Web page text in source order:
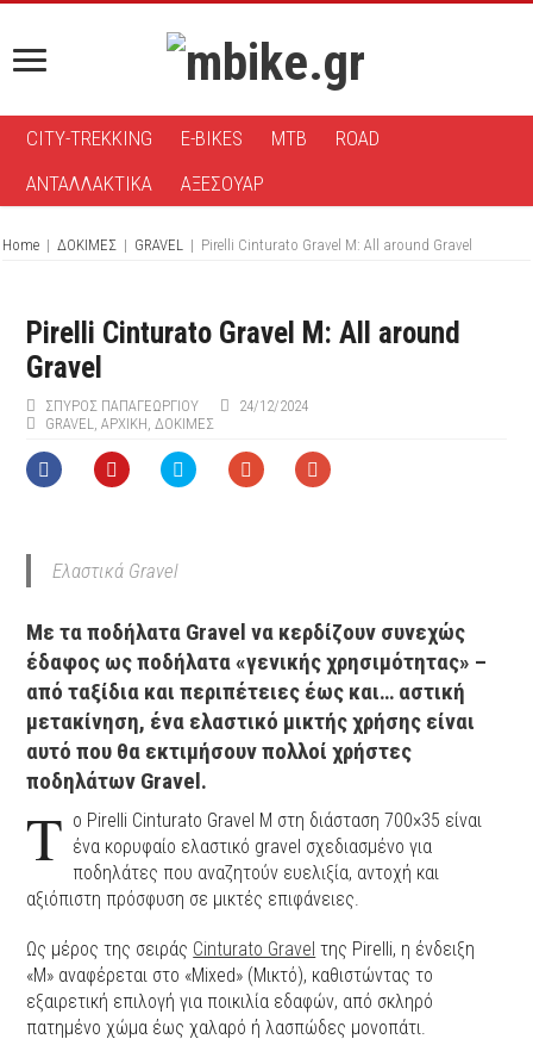
CITY-TREKKING E-BIKES MTB
ROAD
ΑΝΤΑΛΛΑΚΤΙΚΑ
ΑΞΕΣΟΥΑΡ
Home | ΔΟΚΙΜΕΣ | GRAVEL | Pirelli Cinturato Gravel M: All around Gravel
Pirelli Cinturato Gravel M: All around
Gravel
ΣΠΎΡΟΣ ΠΑΠΑΓΕΩΡΓΊΟΥ
24/12/2024
GRAVEL
,ΑΡΧΙΚΉ ΔΟΚΙΜΕΣ
Ελαστικά Gravel
Με τα ποδήλατα Gravel να κερδίζουν συνεχώς
έδαφος ως ποδήλατα «γενικής χρησιμότητας» –
από ταξίδια και περιπέτειες έως και… αστική
μετακίνηση, ένα ελαστικό μικτής χρήσης είναι
αυτό που θα εκτιμήσουν πολλοί χρήστες
ποδηλάτων Gravel.
Τ ο Pirelli Cinturato Gravel M στη διάσταση 700×35 είναι
ένα κορυφαίο ελαστικό gravel σχεδιασμένο για
ποδηλάτες που αναζητούν ευελιξία, αντοχή και
αξιόπιστη πρόσφυση σε μικτές επιφάνειες.
Ως μέρος της σειράς Cinturato Gravel της Pirelli, η ένδειξη
«M» αναφέρεται στο «Mixed» (Μικτό), καθιστώντας το
εξαιρετική επιλογή για ποικιλία εδαφών, από σκληρό
πατημένο χώμα έως χαλαρό ή λασπώδες μονοπάτι.